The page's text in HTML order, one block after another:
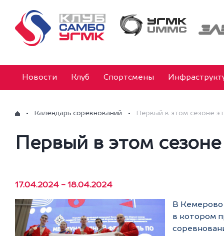
Новости Клуб Спортсмены
Календарь соревнований Первый в этом сезоне
Первый в этом
17.04.2024 - 18.04.2024
В Кемерово
в котором